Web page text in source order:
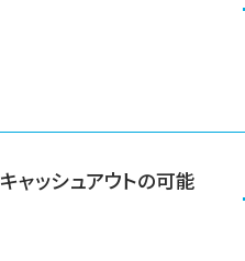
ャッシュアウトの可能